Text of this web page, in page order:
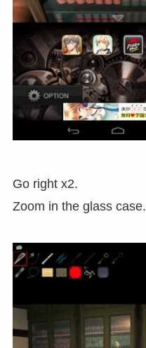
Go right x2.
Zoom in the glass case.